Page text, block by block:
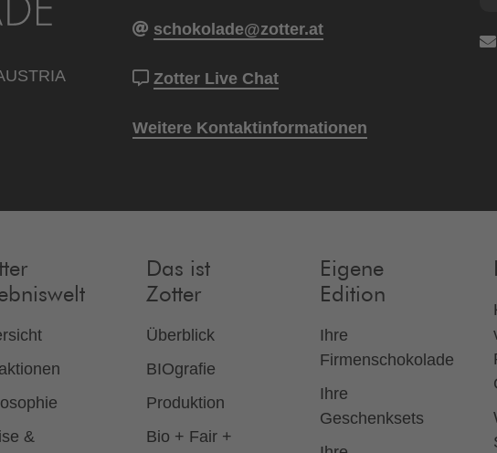
schokolade@zotter.at
Zotter Live Chat
Weitere Kontaktinformationen
&
Das ist
Zotter
Überblick
BIOgrafie
Produktion
Bio + Fair +
Eigene
Edition
Ihre
Firmenschokolade
Ihre
Geschenksets